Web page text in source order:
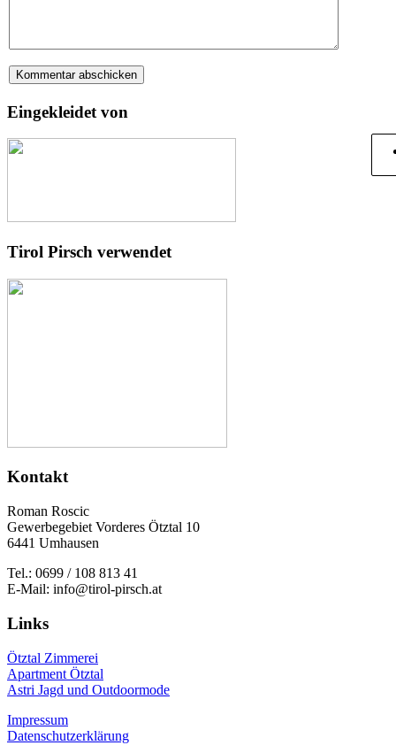
Eingekleidet von
Tirol Pirsch verwendet
Kontakt
Roman Roscic
Gewerbegebiet Vorderes Ötztal 10
6441 Umhausen
Tel.: 0699 / 108 813 41
E-Mail: info@tirol-pirsch.at
Links
Ötztal Zimmerei
Apartment Ötztal
Astri Jagd und Outdoormode
Impressum
Datenschutzerklärung